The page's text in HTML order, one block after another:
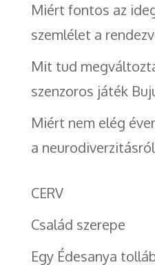
Miért fontos az
szemlélet a
Mit tud
szenzoros játék
Miért nem elég
a
CERV
Család szerepe
Egy Édesanya